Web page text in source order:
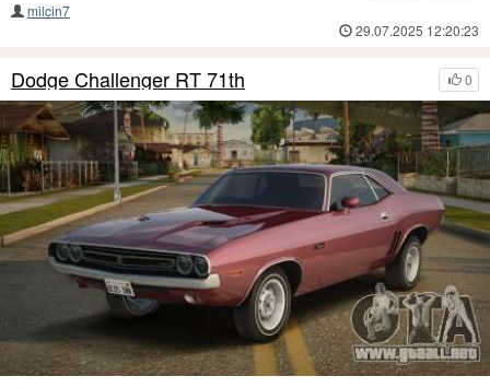
milcin7
29.07.2025 12:20:23
0
Dodge Challenger RT 71th